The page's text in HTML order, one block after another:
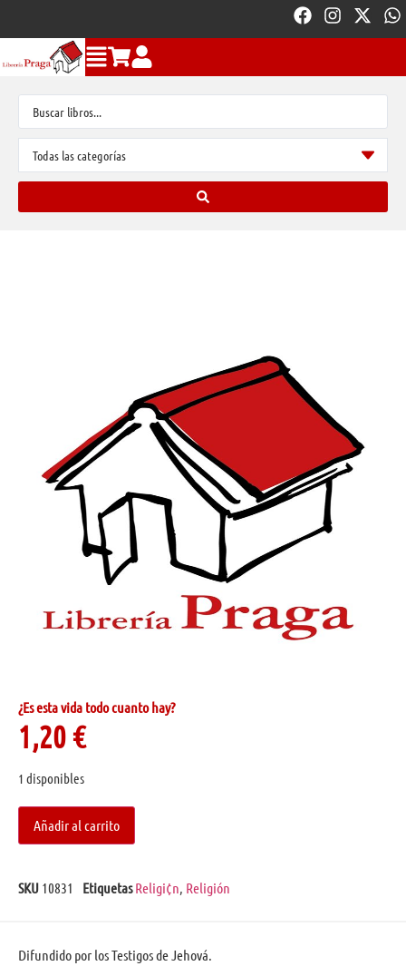
¿Es esta vida todo cuanto hay?
1,20€
1 disponibles
Añadir al carrito
SKU 10831 Etiquetas Religi¢n, Religión
Difundido por los Testigos de Jehová.